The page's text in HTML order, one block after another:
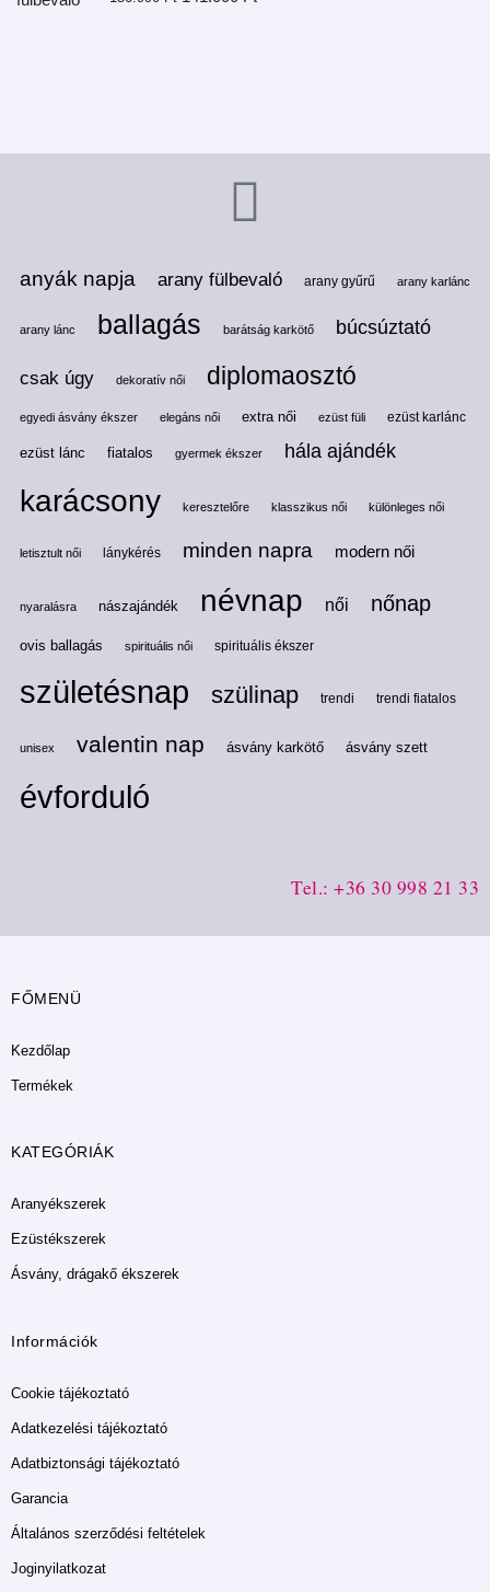
anyák napja arany fülbevaló arany gyűrű arany karlánc
arany lánc ballagás barátság karkötő búcsúztató
csak úgy dekoratív női diplomaosztó
egyedi ásvány ékszer elegáns női extra női ezüst füli ezüst karlánc
ezüst lánc fiatalos gyermek ékszer hála ajándék
karácsony keresztelőre klasszikus női különleges női
letisztult női lánykérés minden napra modern női
nyaralásra nászajándék névnap női nőnap
ovis ballagás spirituális női spirituális ékszer
születésnap szülinap trendi trendi fiatalos
unisex valentin nap ásvány karkötő ásvány szett
évforduló
Tel.: +36 30 998 21 33
FŐMENÜ
Kezdőlap
Termékek
KATEGÓRIÁK
Aranyékszerek
Ezüstékszerek
Ásvány, drágakő ékszerek
Információk
Cookie tájékoztató
Adatkezelési tájékoztató
Adatbiztonsági tájékoztató
Garancia
Általános szerződési feltételek
Joginyilatkozat